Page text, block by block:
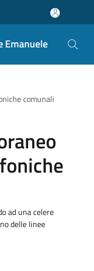
Emanuele
comunali
ad una celere
delle linee